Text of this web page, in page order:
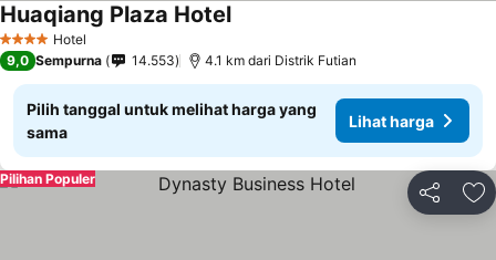
4 BintangHotel
Huaqiang Plaza HotelLihat harga
9,0 Sempurna 14.553 4.1 km dari Distrik Futian
Pilih tanggal untuk melihat harga yang
sama
Lihat harga
Bagikan
Pilihan Populer